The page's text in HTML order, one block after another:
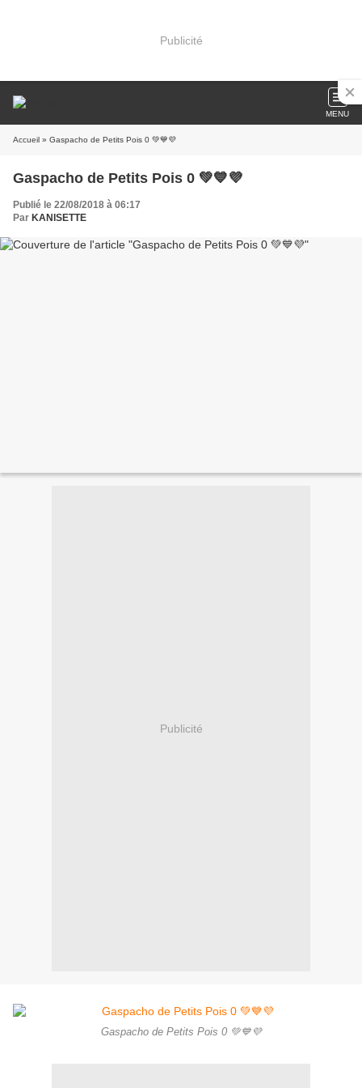
Publicité
MENU
Accueil » Gaspacho de Petits Pois 0 💚💙💜
Gaspacho de Petits Pois 0 💚💙💜
Publié le 22/08/2018 à 06:17
Par KANISETTE
Publicité
Gaspacho de Petits Pois 0 💚💙💜